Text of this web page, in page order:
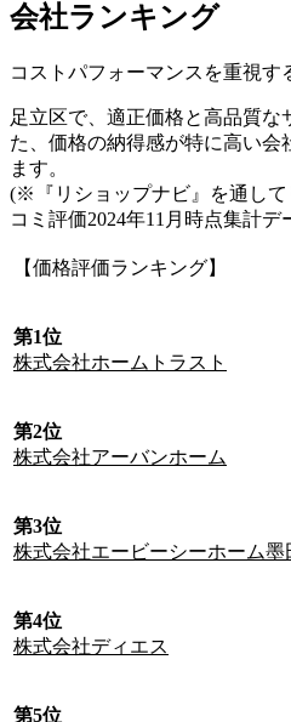
会社ランキング
コストパフォーマンスを重視す
足立区で、適正価格と高品質
た、価格の納得感が特に高い会
ます。
(※『リショップナビ』を通し
コミ評価2024年11月時点集計
【価格評価ランキング】
第1位
株式会社ホームトラスト
第2位
株式会社アーバンホーム
第3位
株式会社エービーシーホーム墨
第4位
株式会社ディエス
第5位